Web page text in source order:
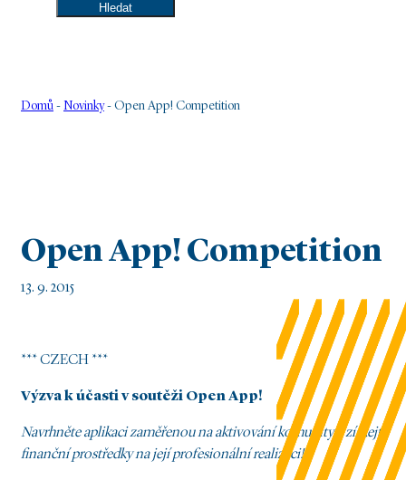
Hledat
Domů - Novinky- Open App! Competition
Open App! Competition
13. 9. 2015
*** CZECH ***
Výzva k účasti v soutěži Open App!
Navrhněte aplikaci zaměřenou na aktivování komunity a získejte
finanční prostředky na její profesionální realizaci!